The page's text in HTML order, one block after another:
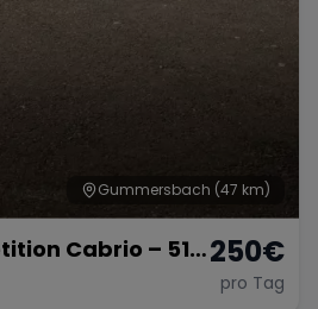
Gummersbach (47 km)
Cabrio – 510
Performance
250€
pro Tag